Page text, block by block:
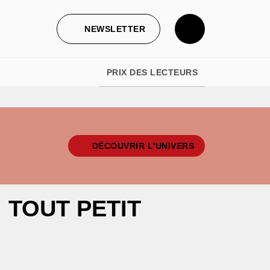
NEWSLETTER
PRIX DES LECTEURS
DÉCOUVRIR L'UNIVERS
PETIT